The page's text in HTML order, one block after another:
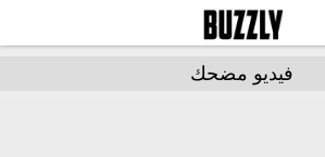
فيديو مضحك